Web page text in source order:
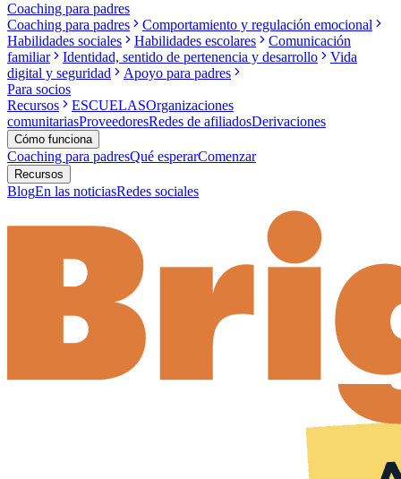
Coaching para padres
Coaching para padres
Comportamiento y regulación emocional
Habilidades sociales
Habilidades escolares
Comunicación
familiar
Identidad, sentido de pertenencia y desarrollo
Vida
digital y seguridad
Apoyo para padres
Para socios
Recursos
ESCUELASOrganizaciones
comunitariasProveedoresRedes de afiliadosDerivaciones
Cómo funciona
Coaching para padresQué esperarComenzar
Recursos
BlogEn las noticiasRedes sociales